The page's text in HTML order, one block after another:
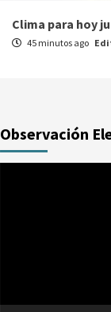
Clima para hoy
45 minutos ago
Observación